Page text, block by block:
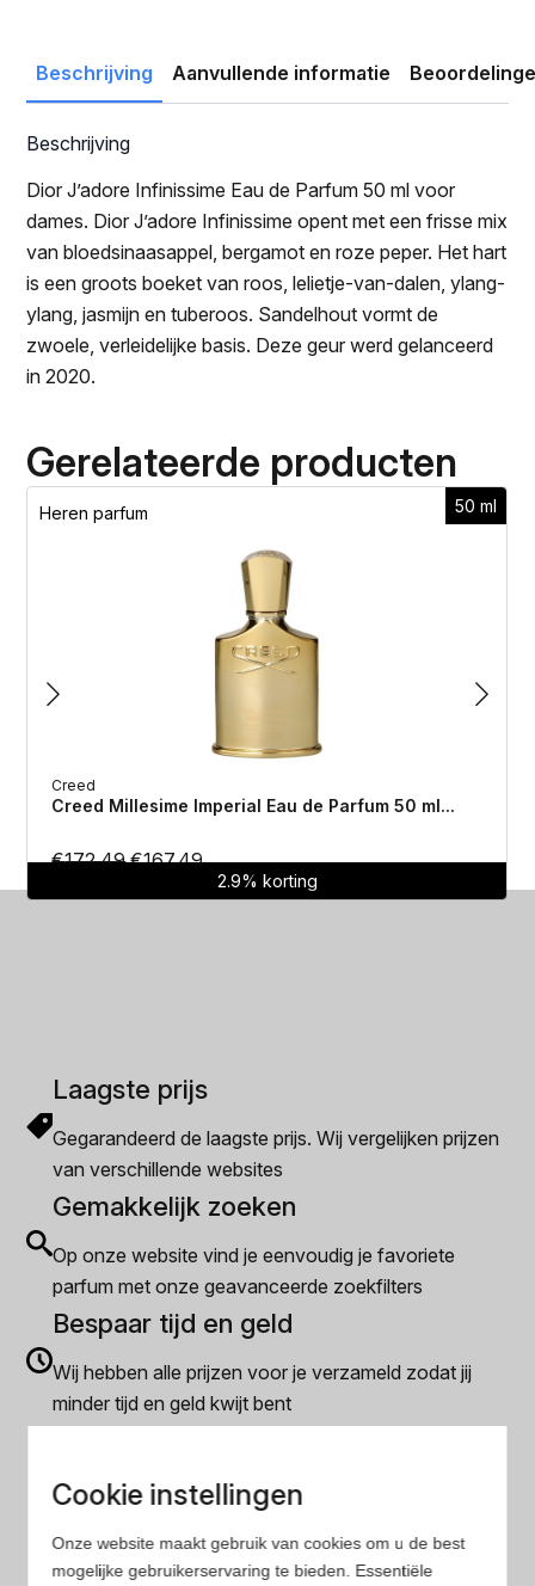
Beschrijving Aanvullende informatie
Beschrijving
Dior J’adore Infinissime Eau de Parfum 50 ml voor
dames. Dior J’adore Infinissime opent met een frisse mix
van bloedsinaasappel, bergamot en roze peper. Het hart
is een groots boeket van roos, lelietje-van-dalen, ylang-
ylang, jasmijn en tuberoos. Sandelhout vormt de
zwoele, verleidelijke basis. Deze geur werd gelanceerd
in 2020.
Gerelateerde producten
50 ml
Heren parfum
Creed
Creed Millesime Imperial Eau de Parfum 50 ml...
€172.49Oorspronkelijke
€167.49Huidige
prijs
2.9% korting
Laagste prijs
Gegarandeerd de laagste prijs. Wij vergelijken prijzen
van verschillende websites
Gemakkelijk zoeken
Op onze website vind je eenvoudig je favoriete
parfum met onze geavanceerde zoekfilters
Bespaar tijd en geld
Wij hebben alle prijzen voor je verzameld zodat jij
minder tijd en geld kwijt bent
Populaire herengeuren
Aramis Heren parfum
Cookie instellingen
Onze website maakt gebruik van cookies om u de best
mogelijke gebruikerservaring te bieden. Essentiële